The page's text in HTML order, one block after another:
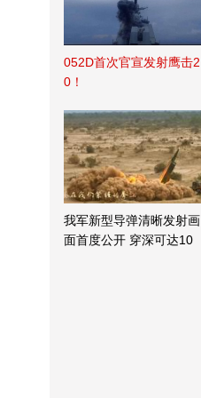
052D首次官宣发射鹰击2
0！
我军新型导弹清晰发射画
面首度公开 穿深可达10